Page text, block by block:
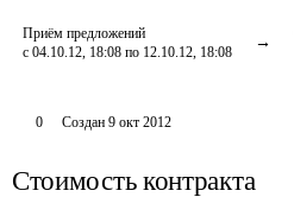
Приём предложений
с 04.10.12, 18:08 по 12.10.12, 18:08
0 Создан 9 окт 2012
Стоимость контракта